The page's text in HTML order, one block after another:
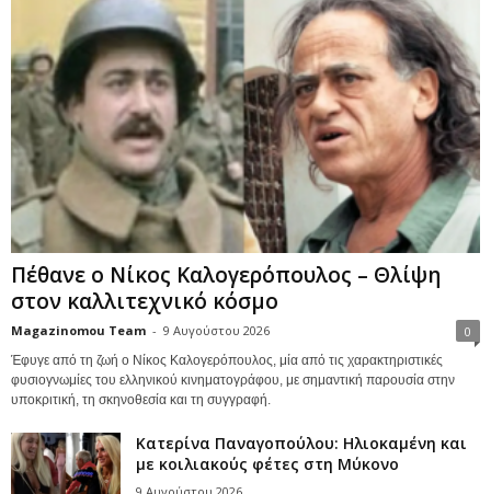
Πέθανε ο Νίκος Καλογερόπουλος – Θλίψη
στον καλλιτεχνικό κόσμο
Magazinomou Team - 9 Αυγούστου 2026 0
Έφυγε από τη ζωή ο Νίκος Καλογερόπουλος, μία από τις χαρακτηριστικές
φυσιογνωμίες του ελληνικού κινηματογράφου, με σημαντική παρουσία στην
υποκριτική, τη σκηνοθεσία και τη συγγραφή.
Κατερίνα Παναγοπούλου: Ηλιοκαμένη και
με κοιλιακούς φέτες στη Μύκονο